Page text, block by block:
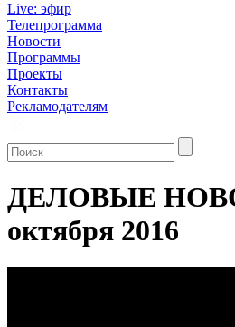
Live: эфир
Телепрограмма
Новости
Программы
Проекты
Контакты
Рекламодателям
ДЕЛОВЫЕ
октября 2016